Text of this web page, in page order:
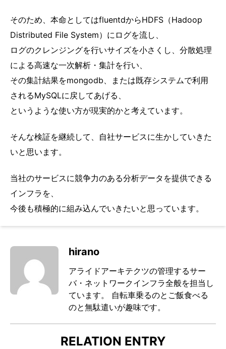
そのため、本命としてはfluentdからHDFS（Hadoop
Distributed File System）にログを流し、
ログのクレンジングを行いサイズを小さくし、分散処理
による高速な一次解析・集計を行い、
その集計結果をmongodb、または既存システムで利用
されるMySQLに戻してあげる、
というような使い方が現実的かと考えています。
そんな検証を継続して、自社サービスに生かしていきた
いと思います。
当社のサービスに競争力のある分析データを提供できる
インフラを、
今後も積極的に組み込んでいきたいと思っています。
hirano
アライドアーキテクツの管理するサー
バ・ネットワークインフラ全般を担当し
ています。 自転車乗るのとご飯食べる
のと無駄遣いが趣味です。
RELATION ENTRY